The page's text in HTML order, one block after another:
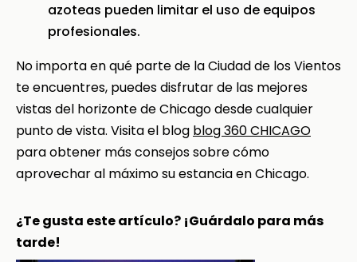
azoteas pueden limitar el uso de equipos
profesionales.
No importa en qué parte de la Ciudad de los Vientos
te encuentres, puedes disfrutar de las mejores
vistas del horizonte de Chicago desde cualquier
punto de vista. Visita el blog blog 360 CHICAGO
para obtener más consejos sobre cómo
aprovechar al máximo su estancia en Chicago.
¿Te gusta este artículo? ¡Guárdalo para más
tarde!